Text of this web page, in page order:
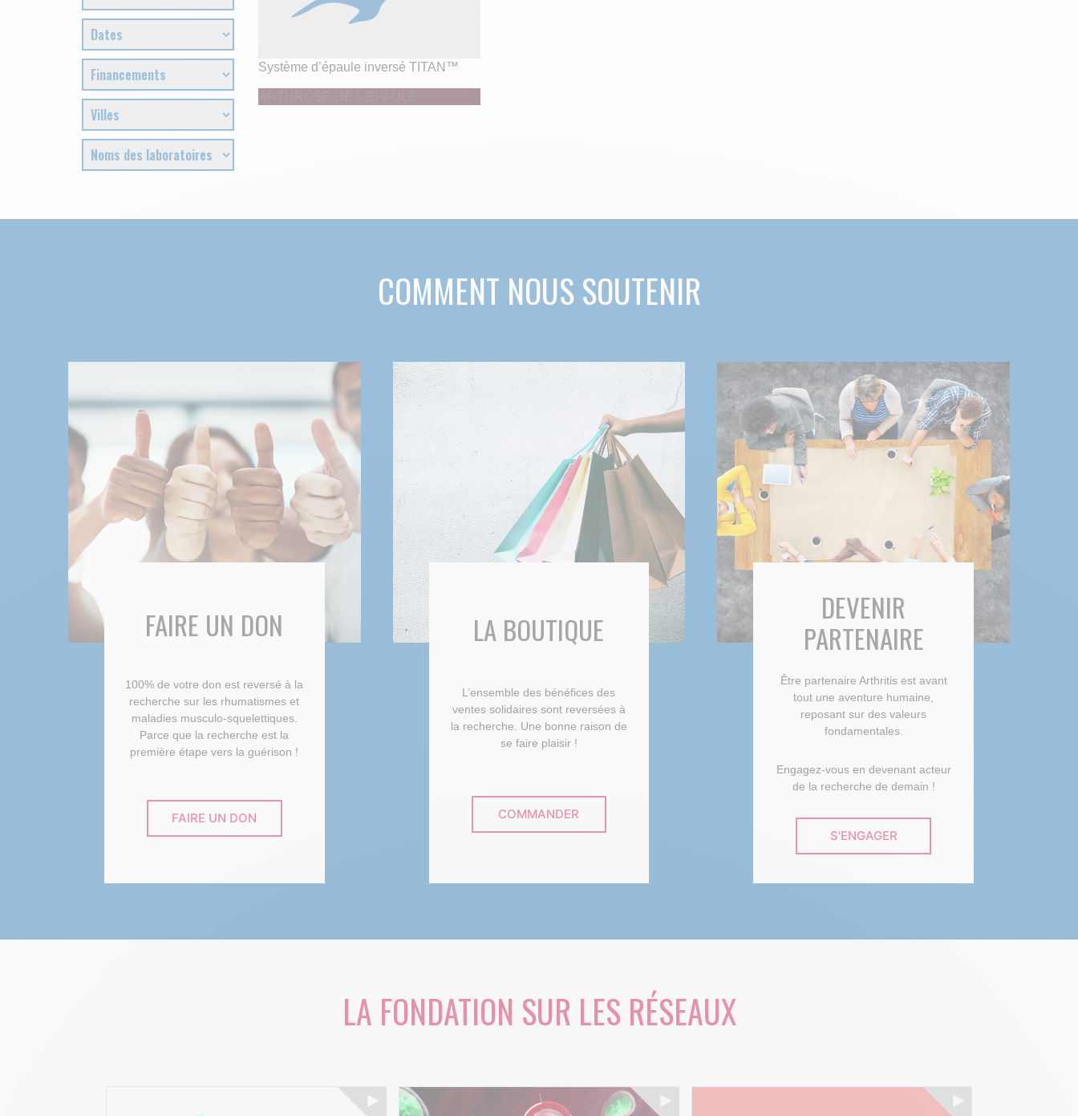
Système d’épaule inversé TITAN™
COMMENT NOUS SOUTENIR
FAIRE UN DON
100% de votre don est reversé à la
recherche sur les rhumatismes et
maladies musculo-squelettiques.
Parce que la recherche est la
première étape vers la guérison !
FAIRE UN DON
LA BOUTIQUE
L’ensemble des bénéfices des
ventes solidaires sont reversées à
la recherche. Une bonne raison de
se faire plaisir !
COMMANDER
DEVENIR
PARTENAIRE
Être partenaire Arthritis est avant
tout une aventure humaine,
reposant sur des valeurs
fondamentales.
Engagez-vous en devenant acteur
de la recherche de demain !
S'ENGAGER
LA FONDATION SUR LES RÉSEAUX